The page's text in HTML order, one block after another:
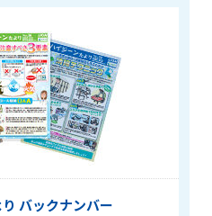
バックナンバー